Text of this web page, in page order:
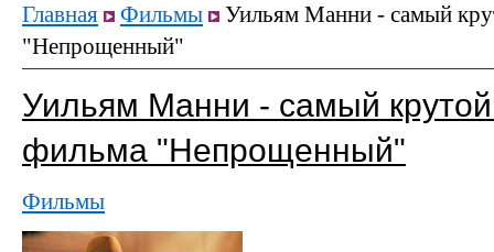
Главная Фильмы
Уильям Манни - самый
"Непрощенный"
Уильям Манни - самый
фильма "Непрощенный"
Фильмы